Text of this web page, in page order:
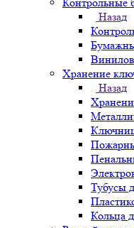
Назад
Хранение
Назад
Тубусы
Кольца